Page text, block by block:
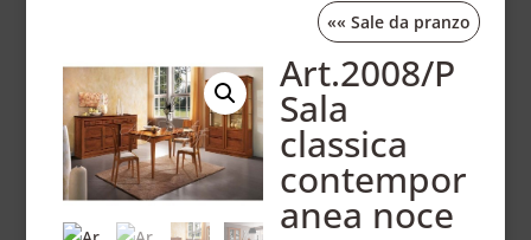
««Sale da pranzo
Art.2008/P
Sala
classica
contempor
anea noce